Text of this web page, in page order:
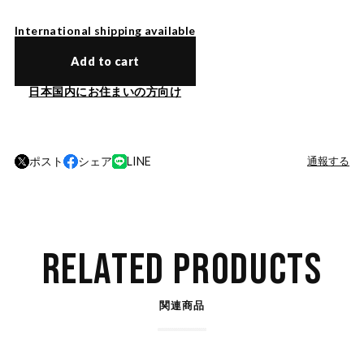
International shipping available
Add to cart
日本国内にお住まいの方向け
ポスト シェア LINE 通報する
RELATED PRODUCTS
関連商品